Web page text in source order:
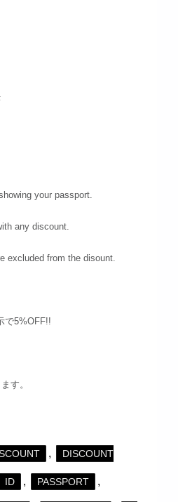
your passport.
any discount.
excluded from the disount.
で5%OFF!!
す。
, DISCOUNT
ID , PASSPORT ,